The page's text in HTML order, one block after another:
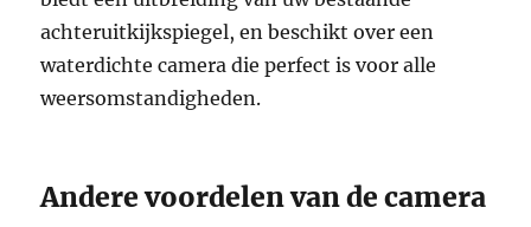
achteruitkijkspiegel, en beschikt over een
waterdichte camera die perfect is voor alle
weersomstandigheden.
Andere voordelen van de camera